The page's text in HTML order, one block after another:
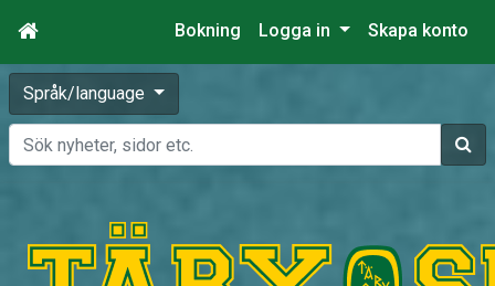
Bokning Logga in Skapa konto
Språk/language
Sök